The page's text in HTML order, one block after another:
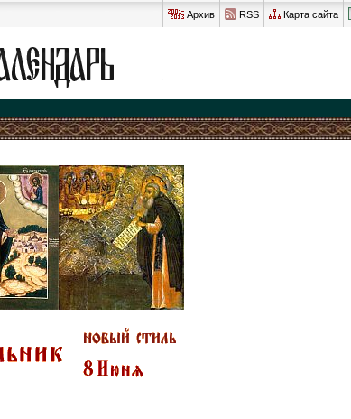
Архив RSS Карта сайта